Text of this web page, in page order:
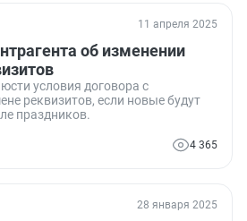
11 апреля 2025
об изменении
условия договора с
реквизитов, если новые будут
праздников.
4 365
28 января 2025